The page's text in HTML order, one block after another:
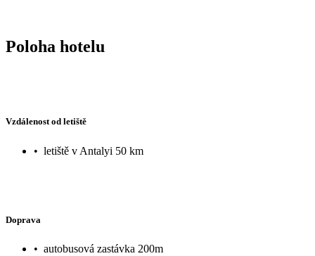
Poloha hotelu
Vzdálenost od letiště
• letiště v Antalyi 50 km
Doprava
• autobusová zastávka 200m